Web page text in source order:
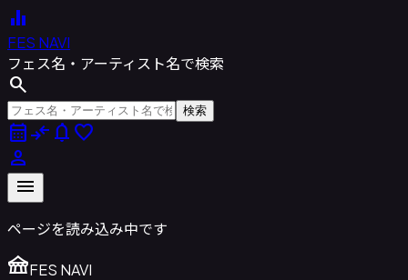
equalizer
FES NAVI
フェス名・アーティスト名で検索
search
検索
calendar_monthcompare_arrows notifications favorite
person
menu
ページを読み込み中です
festivalFES NAVI